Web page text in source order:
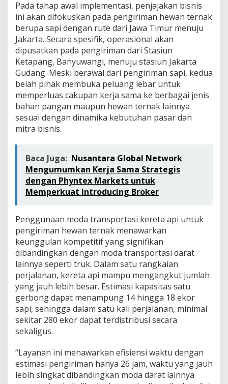
Pada tahap awal implementasi, penjajakan bisnis
ini akan difokuskan pada pengiriman hewan ternak
berupa sapi dengan rute dari Jawa Timur menuju
Jakarta. Secara spesifik, operasional akan
dipusatkan pada pengiriman dari Stasiun
Ketapang, Banyuwangi, menuju stasiun Jakarta
Gudang. Meski berawal dari pengiriman sapi, kedua
belah pihak membuka peluang lebar untuk
memperluas cakupan kerja sama ke berbagai jenis
bahan pangan maupun hewan ternak lainnya
sesuai dengan dinamika kebutuhan pasar dan
mitra bisnis.
Baca Juga: Nusantara Global Network
Mengumumkan Kerja Sama Strategis
dengan Phyntex Markets untuk
Memperkuat Introducing Broker
Penggunaan moda transportasi kereta api untuk
pengiriman hewan ternak menawarkan
keunggulan kompetitif yang signifikan
dibandingkan dengan moda transportasi darat
lainnya seperti truk. Dalam satu rangkaian
perjalanan, kereta api mampu mengangkut jumlah
yang jauh lebih besar. Estimasi kapasitas satu
gerbong dapat menampung 14 hingga 18 ekor
sapi, sehingga dalam satu kali perjalanan, minimal
sekitar 280 ekor dapat terdistribusi secara
sekaligus.
“Layanan ini menawarkan efisiensi waktu dengan
estimasi pengiriman hanya 26 jam, waktu yang jauh
lebih singkat dibandingkan moda darat lainnya